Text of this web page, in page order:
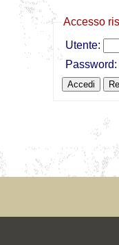
Accesso
Utente:
Password: